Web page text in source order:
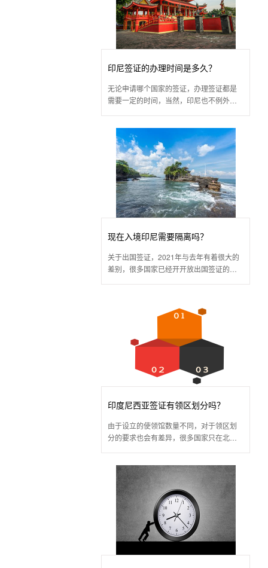
印尼签证的办理时间是多久？
无论申请哪个国家的签证，办理签证都是
需要一定的时间，当然，印尼也不例外，
介绍：
现在入境印尼需要隔离吗？
关于出国签证，2021年与去年有着很大的
差别，很多国家已经开开放出国签证的受
印度尼西亚签证有领区划分吗？
由于设立的使领馆数量不同，对于领区划
分的要求也会有差异，很多国家只在北京
要求，但很多国家都会